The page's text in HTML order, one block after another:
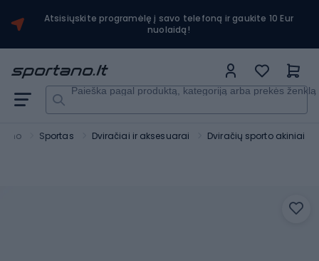
Atsisiųskite programėlę į savo telefoną ir gaukite 10 Eur
nuolaidą!
Paieška pagal produktą, kategoriją arba prekės ženklą
Sportas Dviračiai ir aksesuarai Dviračių sporto akiniai